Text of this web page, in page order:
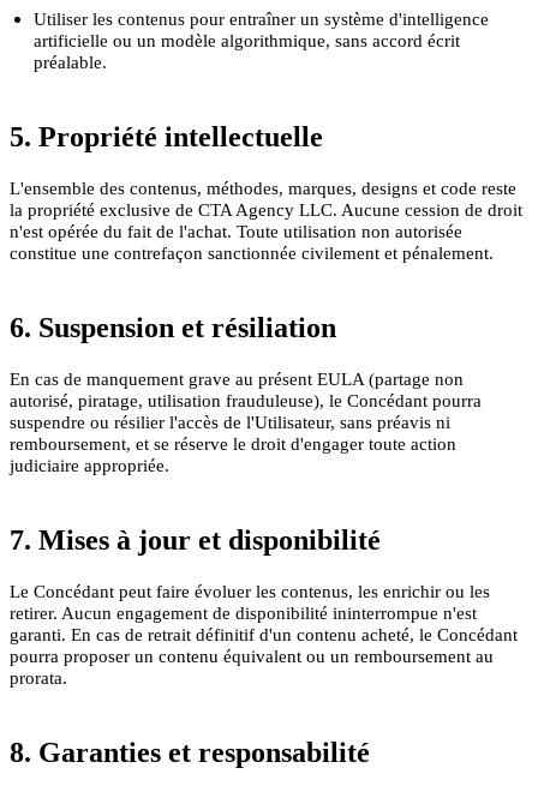
Utiliser les contenus pour entraîner un système d'intelligence
artificielle ou un modèle algorithmique, sans accord écrit
préalable.
5. Propriété intellectuelle
L'ensemble des contenus, méthodes, marques, designs et code reste
la propriété exclusive de CTA Agency LLC. Aucune cession de droit
n'est opérée du fait de l'achat. Toute utilisation non autorisée
constitue une contrefaçon sanctionnée civilement et pénalement.
6. Suspension et résiliation
En cas de manquement grave au présent EULA (partage non
autorisé, piratage, utilisation frauduleuse), le Concédant pourra
suspendre ou résilier l'accès de l'Utilisateur, sans préavis ni
remboursement, et se réserve le droit d'engager toute action
judiciaire appropriée.
7. Mises à jour et disponibilité
Le Concédant peut faire évoluer les contenus, les enrichir ou les
retirer. Aucun engagement de disponibilité ininterrompue n'est
garanti. En cas de retrait définitif d'un contenu acheté, le Concédant
pourra proposer un contenu équivalent ou un remboursement au
prorata.
8. Garanties et responsabilité